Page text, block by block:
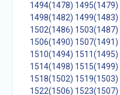
1494(1478) 1495(1479)
1498(1482) 1499(1483)
1502(1486) 1503(1487)
1506(1490) 1507(1491)
1510(1494) 1511(1495)
1514(1498) 1515(1499)
1518(1502) 1519(1503)
1522(1506) 1523(1507)